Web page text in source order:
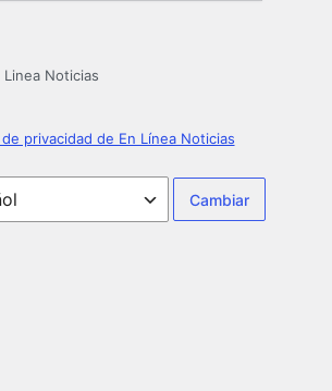
Noticias
privacidad de En Línea Noticias